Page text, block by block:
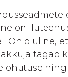
on
On oluline, et
tagab
ohutuse